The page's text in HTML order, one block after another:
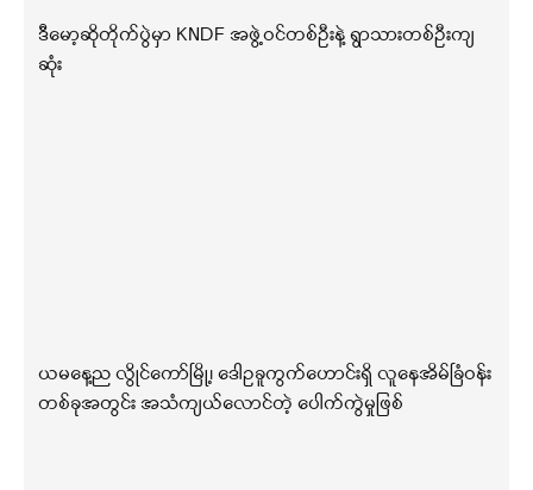
ဒီမော့ဆိုတိုက်ပွဲမှာ KNDF အဖွဲ့ဝင်တစ်ဦးနဲ့ ရွာသားတစ်ဦးကျ
ဆုံး
ယမနေ့ည လွိုင်ကော်မြို့၊ ဒေါဥခူကွက်ဟောင်းရှိ လူနေအိမ်ခြံဝန်း
တစ်ခုအတွင်း အသံကျယ်လောင်တဲ့ ပေါက်ကွဲမှုဖြစ်